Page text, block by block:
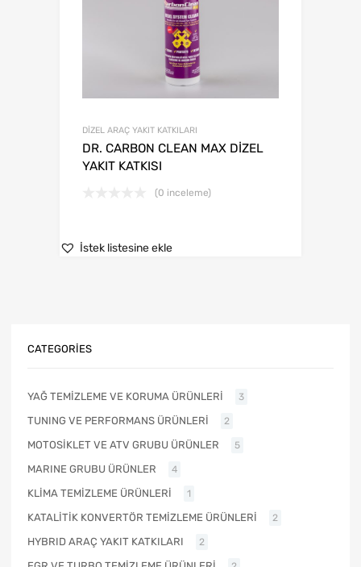
DİZEL ARAÇ YAKIT KATKILARI
DR. CARBON CLEAN MAX DİZEL
YAKIT KATKISI
(0 inceleme)
İstek listesine ekle
CATEGORIES
YAĞ TEMİZLEME VE KORUMA ÜRÜNLERİ 3
TUNING VE PERFORMANS ÜRÜNLERİ 2
MOTOSİKLET VE ATV GRUBU ÜRÜNLER 5
MARINE GRUBU ÜRÜNLER 4
KLİMA TEMİZLEME ÜRÜNLERİ 1
KATALİTİK KONVERTÖR TEMİZLEME ÜRÜNLERİ 2
HYBRID ARAÇ YAKIT KATKILARI 2